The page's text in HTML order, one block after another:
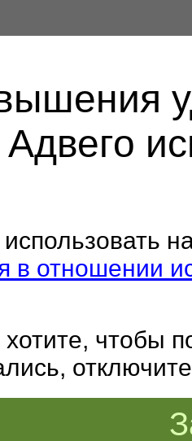
в отношении
чтобы